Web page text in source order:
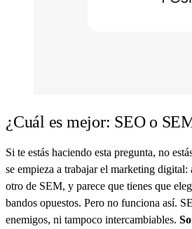
¿Cuál es mejor: SEO o
Si te estás haciendo esta pregunta, no
se empieza a trabajar el marketing
otro de SEM, y parece que tienes que
bandos opuestos. Pero no funciona así.
enemigos, ni tampoco intercambiables.